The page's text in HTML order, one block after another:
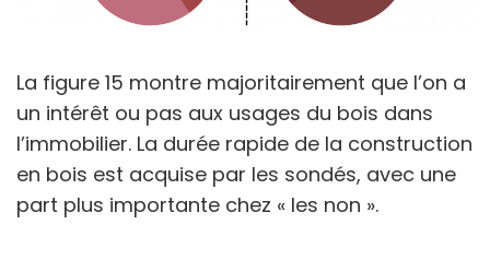
La figure 15 montre majoritairement que l’on a
un intérêt ou pas aux usages du bois dans
l’immobilier. La durée rapide de la construction
en bois est acquise par les sondés, avec une
part plus importante chez « les non ».